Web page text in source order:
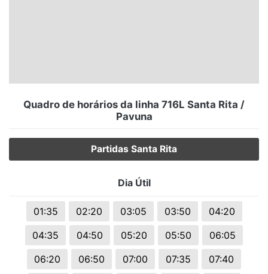
Quadro de horários da linha 716L Santa Rita /
Pavuna
Partidas Santa Rita
Dia Útil
01:35 02:20 03:05 03:50
04:20
04:35
04:50 05:20 05:50
06:05
06:20
06:50 07:00 07:35
07:40